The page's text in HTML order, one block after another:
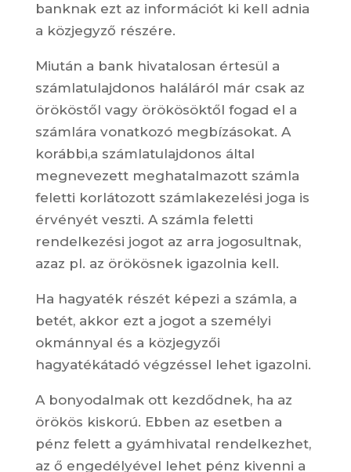
banknak ezt az információt ki kell adnia
a közjegyző részére.
Miután a bank hivatalosan értesül a
számlatulajdonos haláláról már csak az
örököstől vagy örökösöktől fogad el a
számlára vonatkozó megbízásokat. A
korábbi,a számlatulajdonos által
megnevezett meghatalmazott számla
feletti korlátozott számlakezelési joga is
érvényét veszti. A számla feletti
rendelkezési jogot az arra jogosultnak,
azaz pl. az örökösnek igazolnia kell.
Ha hagyaték részét képezi a számla, a
betét, akkor ezt a jogot a személyi
okmánnyal és a közjegyzői
hagyatékátadó végzéssel lehet igazolni.
A bonyodalmak ott kezdődnek, ha az
örökös kiskorú. Ebben az esetben a
pénz felett a gyámhivatal rendelkezhet,
az ő engedélyével lehet pénz kivenni a